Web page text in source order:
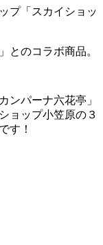
プ「スカイショッ
とのコラボ商品。
ンパーナ六花亭」
ョップ小笠原の３
す！